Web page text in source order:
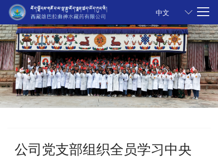
中文
中文
公司党支部组织全员学习中央